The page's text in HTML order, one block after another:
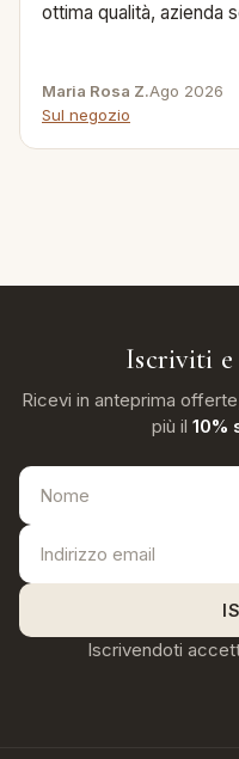
ottima qualità, azienda
Maria Rosa Z.Ago 2026
Sul negozio
Iscriviti e
Ricevi in anteprima
più il 10%
Iscrivendoti